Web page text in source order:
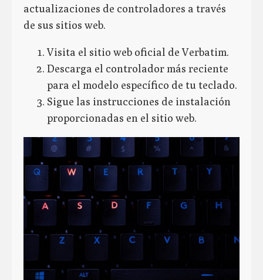
actualizaciones de controladores a través
de sus sitios web.
Visita el sitio web oficial de Verbatim.
Descarga el controlador más reciente
para el modelo específico de tu teclado.
Sigue las instrucciones de instalación
proporcionadas en el sitio web.